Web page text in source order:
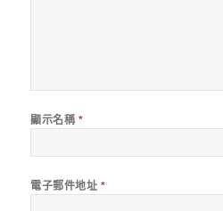
顯示名稱 *
電子郵件地址 *